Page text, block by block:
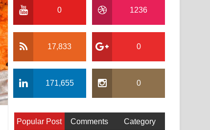
0 1236
17,833 0
171,655 0
Popular Post Comments Category